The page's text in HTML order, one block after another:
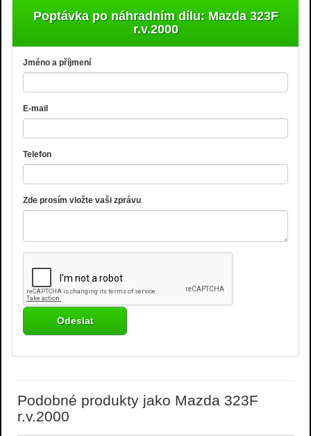
Poptávka po náhradním dílu: Mazda 323F
r.v.2000
Jméno a příjmení
E-mail
Telefon
Zde prosím vložte vaši zprávu
Podobné produkty jako Mazda 323F
r.v.2000